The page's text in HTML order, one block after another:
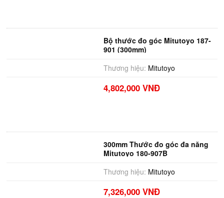
Bộ thước đo góc Mitutoyo 187-
901 (300mm)
Thương hiệu: Mitutoyo
4,802,000 VNĐ
300mm Thước đo góc đa năng
Mitutoyo 180-907B
Thương hiệu: Mitutoyo
7,326,000 VNĐ